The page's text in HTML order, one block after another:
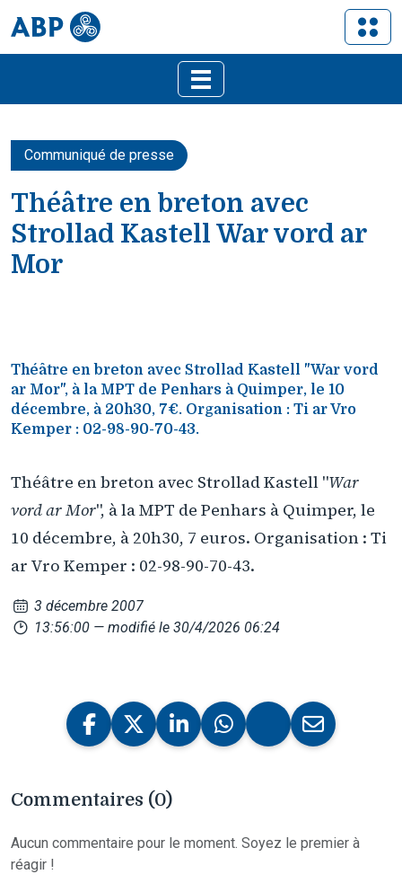
Communiqué de presse
Théâtre en breton avec
Strollad Kastell War vord ar
Mor
Théâtre en breton avec Strollad Kastell "War vord
ar Mor", à la MPT de Penhars à Quimper, le 10
décembre, à 20h30, 7€. Organisation : Ti ar Vro
Kemper : 02-98-90-70-43.
Théâtre en breton avec Strollad Kastell "War
vord ar Mor", à la MPT de Penhars à Quimper, le
10 décembre, à 20h30, 7 euros. Organisation : Ti
ar Vro Kemper : 02-98-90-70-43.
3 décembre 2007
13:56:00 — modifié le 30/4/2026 06:24
Commentaires (0)
Aucun commentaire pour le moment. Soyez le premier à
réagir !